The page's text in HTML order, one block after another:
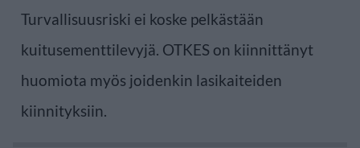
Turvallisuusriski ei koske pelkästään
kuitusementtilevyjä. OTKES on kiinnittänyt
huomiota myös joidenkin lasikaiteiden
kiinnityksiin.